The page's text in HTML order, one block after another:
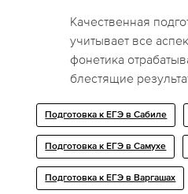
Качественная
учитывает все
фонетика
блестящие
Подготовка к ЕГЭ в Сабиле
Подготовка к ЕГЭ в Самухе
Подготовка к ЕГЭ в Варгашах